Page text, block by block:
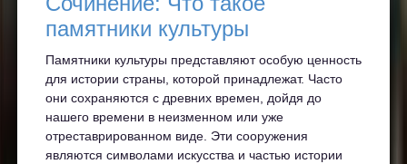
памятники культуры
Памятники культуры представляют особую ценность
для истории страны, которой принадлежат. Часто
они сохраняются с древних времен, дойдя до
нашего времени в неизменном или уже
отреставрированном виде. Эти сооружения
являются символами искусства и частью истории